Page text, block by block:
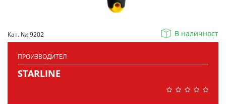
Кат. №: 9202 В наличност
ПРОИЗВОДИТЕЛ
STARLINE